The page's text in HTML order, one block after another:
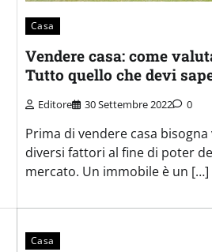
Casa
Vendere casa: come
Tutto quello che devi
Editore 30 Settembre 2022 0
Prima di vendere casa
diversi fattori al fine di poter
mercato. Un immobile è un […]
Casa